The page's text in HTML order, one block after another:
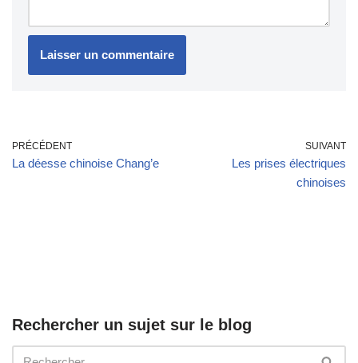
PRÉCÉDENT
La déesse chinoise Chang’e
SUIVANT
Les prises électriques
chinoises
Rechercher un sujet sur le blog